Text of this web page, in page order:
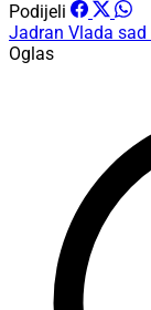
Podijeli
Jadran Vlada sad
Oglas